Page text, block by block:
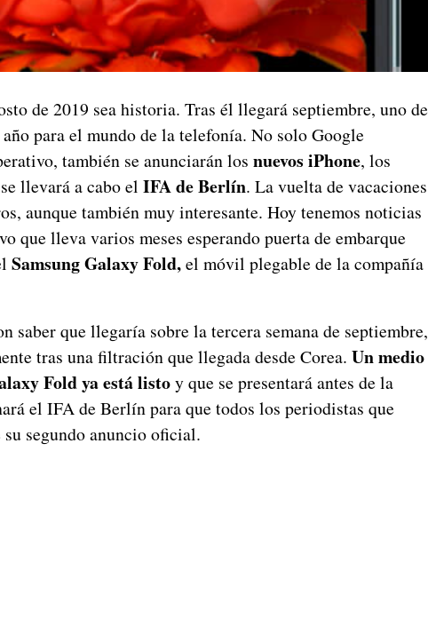
de 2019 sea historia. Tras él llegará septiembre, uno de
para el mundo de la telefonía. No solo Google
también se anunciarán los nuevos iPhone, los
llevará a cabo el IFA de Berlín. La vuelta de vacaciones
aunque también muy interesante. Hoy tenemos noticias
que lleva varios meses esperando puerta de embarque
Samsung Galaxy Fold,el móvil plegable de la compañía
saber que llegaría sobre la tercera semana de septiembre,
tras una filtración que llegada desde Corea. Un medio
Fold ya está listoy que se presentará antes de la
el IFA de Berlín para que todos los periodistas que
su segundo anuncio oficial.